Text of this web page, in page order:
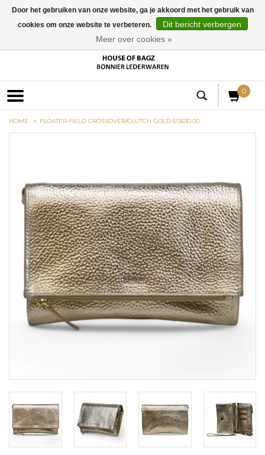
0
HOME FLOATER FIELD CROSSOVER/CLUTCH GOLD 513630.00
Door het gebruiken van onze website, ga je akkoord met het gebruik van
cookies om onze website te verbeteren.
Dit bericht verbergen
Meer over cookies »